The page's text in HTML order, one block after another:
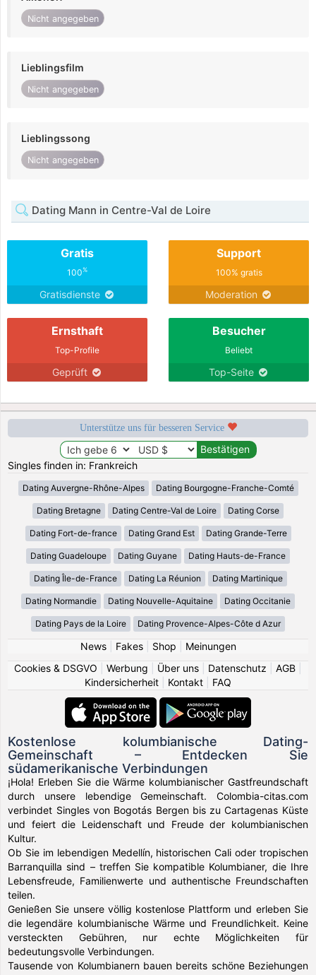
Nicht angegeben
Lieblingsfilm
Nicht angegeben
Lieblingssong
Nicht angegeben
Dating Mann in Centre-Val de Loire
Gratis
100%
Gratisdienste
Support
100% gratis
Moderation
Ernsthaft
Top-Profile
Geprüft
Besucher
Beliebt
Top-Seite
Unterstütze uns für besseren Service
Singles finden in: Frankreich
Dating Auvergne-Rhône-Alpes Dating Bourgogne-Franche-Comté
Dating Bretagne Dating Centre-Val de Loire Dating Corse
Dating Fort-de-france Dating Grand Est Dating Grande-Terre
Dating Guadeloupe Dating Guyane Dating Hauts-de-France
Dating Île-de-France Dating La Réunion Dating Martinique
Dating Normandie Dating Nouvelle-Aquitaine Dating Occitanie
Dating Pays de la Loire Dating Provence-Alpes-Côte d Azur
News| Fakes| Shop
Meinungen
Cookies & DSGVO
Werbung Über uns Datenschutz AGB
Kindersicherheit
Kontakt FAQ
Kostenlose kolumbianische Dating-
Gemeinschaft – Entdecken Sie
südamerikanische Verbindungen
¡Hola! Erleben Sie die Wärme kolumbianischer Gastfreundschaft
durch unsere lebendige Gemeinschaft. Colombia-citas.com
verbindet Singles von Bogotás Bergen bis zu Cartagenas Küste
und feiert die Leidenschaft und Freude der kolumbianischen
Kultur.
Ob Sie im lebendigen Medellín, historischen Cali oder tropischen
Barranquilla sind – treffen Sie kompatible Kolumbianer, die Ihre
Lebensfreude, Familienwerte und authentische Freundschaften
teilen.
Genießen Sie unsere völlig kostenlose Plattform und erleben Sie
die legendäre kolumbianische Wärme und Freundlichkeit. Keine
versteckten Gebühren, nur echte Möglichkeiten für
bedeutungsvolle Verbindungen.
Tausende von Kolumbianern bauen bereits schöne Beziehungen